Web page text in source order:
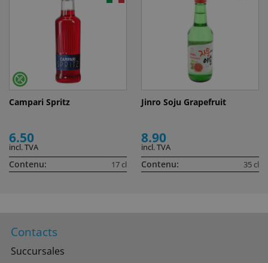
Campari Spritz
6.50
incl. TVA
Contenu: 17 cl
Jinro Soju Grapefruit
8.90
incl. TVA
Contenu: 35 cl
Contacts
Succursales